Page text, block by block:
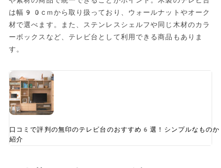
は幅90cｍから取り扱っており、ウォールナットやオーク
材で選べます。また、ステンレスシェルフや同じ木材のカラ
ーボックスなど、テレビ台として利用できる商品もありま
す。
口コミで評判の無印のテレビ台のおすすめ6選！シンプルなもの
紹介